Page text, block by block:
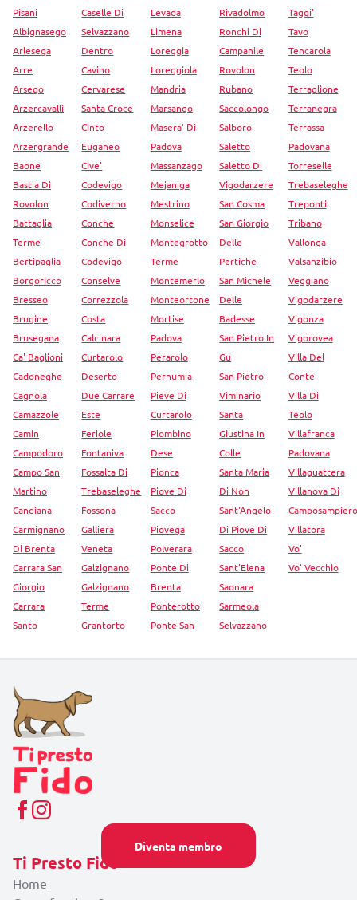
Diventa membro
Pisani
Albignasego
Arlesega
Arre
Arsego
Arzercavalli
Arzerello
Arzergrande
Baone
Bastia Di
Rovolon
Battaglia
Terme
Bertipaglia
Borgoricco
Bresseo
Brugine
Brusegana
Ca' Baglioni
Cadoneghe
Cagnola
Camazzole
Camin
Campodoro
Campo San
Martino
Candiana
Carmignano
Di Brenta
Carrara San
Giorgio
Carrara
Santo
Caselle Di
Selvazzano
Dentro
Cavino
Cervarese
Santa Croce
Cinto
Euganeo
Cive'
Codevigo
Codiverno
Conche
Conche Di
Codevigo
Conselve
Correzzola
Costa
Calcinara
Curtarolo
Deserto
Due Carrare
Este
Feriole
Fontaniva
Fossalta Di
Trebaseleghe
Fossona
Galliera
Veneta
Galzignano
Galzignano
Terme
Grantorto
Levada
Limena
Loreggia
Loreggiola
Mandria
Marsango
Masera' Di
Padova
Massanzago
Mejaniga
Mestrino
Monselice
Montegrotto
Terme
Montemerlo
Monteortone
Mortise
Padova
Perarolo
Pernumia
Pieve Di
Curtarolo
Piombino
Dese
Pionca
Piove Di
Sacco
Piovega
Polverara
Ponte Di
Brenta
Ponterotto
Ponte San
Rivadolmo
Ronchi Di
Campanile
Rovolon
Rubano
Saccolongo
Salboro
Saletto
Saletto Di
Vigodarzere
San Cosma
San Giorgio
Delle
Pertiche
San Michele
Delle
Badesse
San Pietro In
Gu
San Pietro
Viminario
Santa
Giustina In
Colle
Santa Maria
Di Non
Sant'Angelo
Di Piove Di
Sacco
Sant'Elena
Saonara
Sarmeola
Selvazzano
Taggi'
Tavo
Tencarola
Teolo
Terraglione
Terranegra
Terrassa
Padovana
Torreselle
Trebaseleghe
Treponti
Tribano
Vallonga
Valsanzibio
Veggiano
Vigodarzere
Vigonza
Vigorovea
Villa Del
Conte
Villa Di
Teolo
Villafranca
Padovana
Villaguattera
Villanova Di
Camposampiero
Villatora
Vo'
Vo' Vecchio
Ti Presto Fido
Home